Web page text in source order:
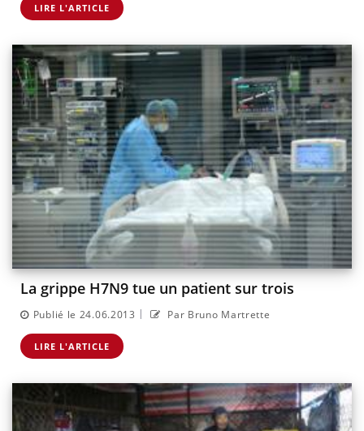
LIRE L'ARTICLE
La grippe H7N9 tue un patient sur trois
Publié le 24.06.2013 | Par Bruno Martrette
LIRE L'ARTICLE